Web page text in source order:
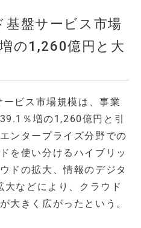
盤サービス市場
の1,260億円と大
ビス市場規模は、事業
％増の1,260億円と引
ンタープライズ分野での
を使い分けるハイブリッ
ドの拡大、情報のデジタ
などにより、クラウド
大きく広がったという。